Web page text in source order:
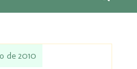
de 2010